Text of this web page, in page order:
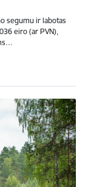
segumu ir labotas
eiro (ar PVN),